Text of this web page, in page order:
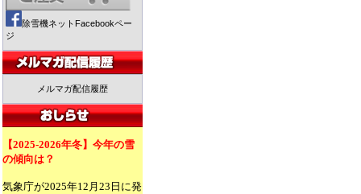
除雪機ネットFacebookペー
ジ
メルマガ配信履歴
【2025-2026年冬】今年の雪
の傾向は？
気象庁が2025年12月23日に発